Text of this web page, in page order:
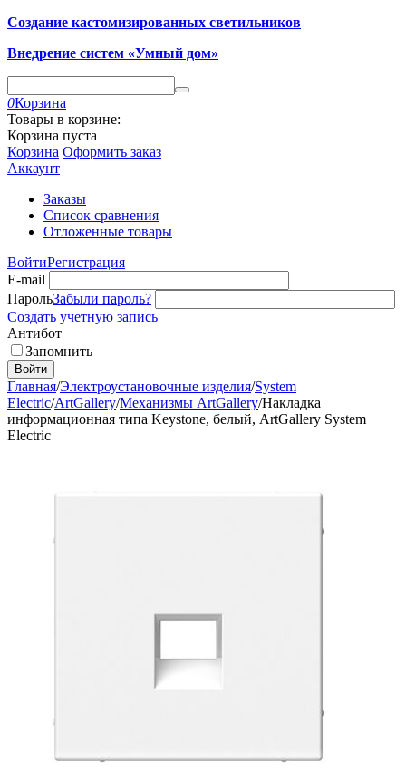
Создание кастомизированных светильников
Внедрение систем «Умный дом»
0Корзина
Товары в корзине:
Корзина пуста
Корзина Оформить заказ
Аккаунт
Заказы
Список сравнения
Отложенные товары
ВойтиРегистрация
E-mail
ПарольЗабыли пароль?
Создать учетную запись
Антибот
Запомнить
Войти
Главная/Электроустановочные изделия/System
Electric/ArtGallery/Механизмы ArtGallery/Накладка
информационная типа Keystone, белый, ArtGallery System
Electric